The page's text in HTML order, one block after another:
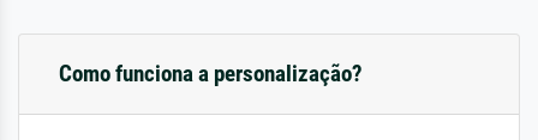
Como funciona a personalização?